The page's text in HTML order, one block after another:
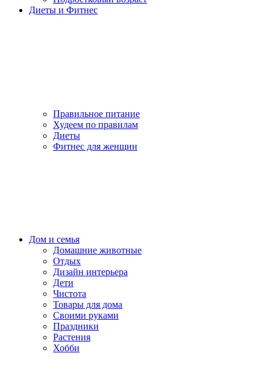
Диеты и Фитнес
Правильное питание
Худеем по правилам
Диеты
Фитнес для женщин
Дом и семья
Домашние животные
Отдых
Дизайн интерьера
Дети
Чистота
Товары для дома
Своими руками
Праздники
Растения
Хобби